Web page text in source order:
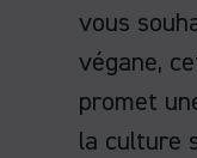
vous
végane,
promet
la culture